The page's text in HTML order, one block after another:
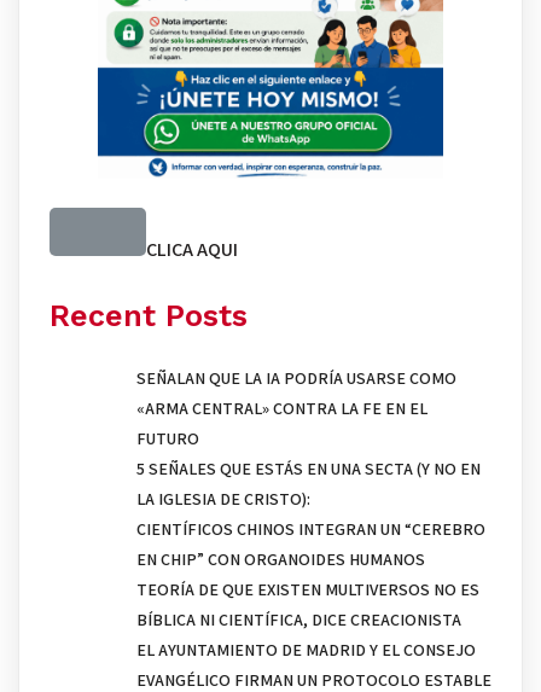
CLICA AQUI
Recent Posts
SEÑALAN QUE LA IA PODRÍA USARSE COMO
«ARMA CENTRAL» CONTRA LA FE EN EL
FUTURO
5 SEÑALES QUE ESTÁS EN UNA SECTA (Y NO EN
LA IGLESIA DE CRISTO):
CIENTÍFICOS CHINOS INTEGRAN UN “CEREBRO
EN CHIP” CON ORGANOIDES HUMANOS
TEORÍA DE QUE EXISTEN MULTIVERSOS NO ES
BÍBLICA NI CIENTÍFICA, DICE CREACIONISTA
EL AYUNTAMIENTO DE MADRID Y EL CONSEJO
EVANGÉLICO FIRMAN UN PROTOCOLO ESTABLE